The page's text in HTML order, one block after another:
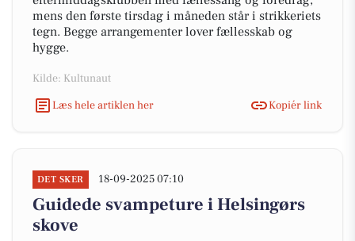
mens den første tirsdag i måneden står i strikkeriets
tegn. Begge arrangementer lover fællesskab og
hygge.
Kilde: Kultunaut
Læs hele artiklen her
Kopiér link
DET SKER 18-09-2025 07:10
Guidede svampeture i Helsingørs
skove